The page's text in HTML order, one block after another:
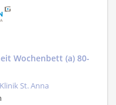
Wochenbett (a) 80-
St. Anna